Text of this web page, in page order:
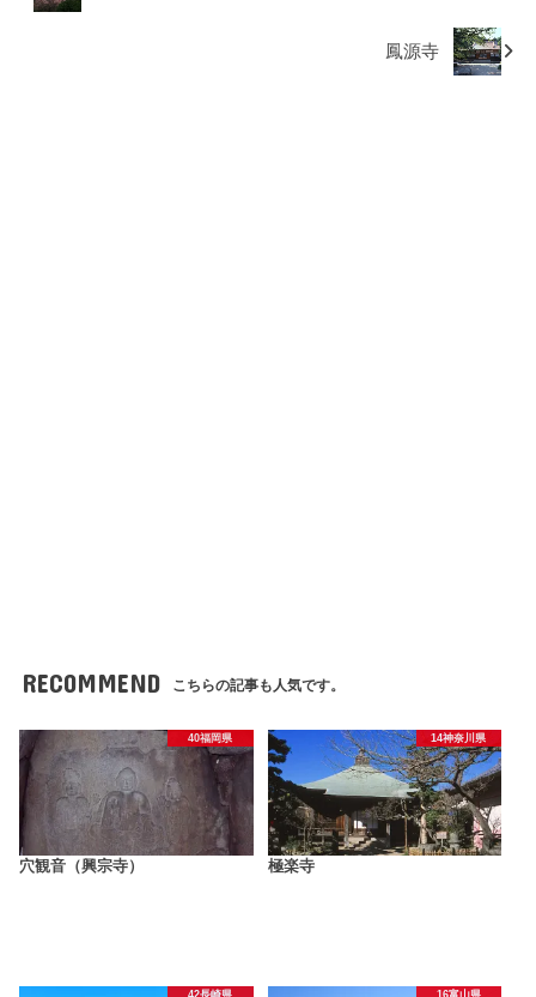
鳳源寺
RECOMMEND こちらの記事も人気です。
40福岡県
穴観音（興宗寺）
14神奈川県
極楽寺
42長崎県 16富山県